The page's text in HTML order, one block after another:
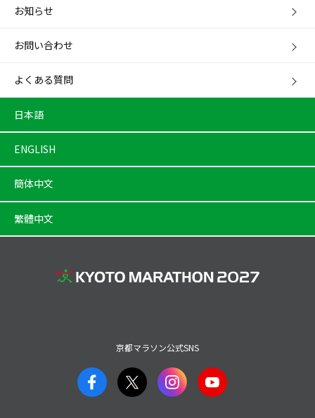
お知らせ
お問い合わせ
よくある質問
日本語
ENGLISH
簡体中文
繁體中文
京都マラソン公式SNS